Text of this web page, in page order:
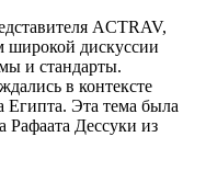
ACTRAV,
дискуссии
и стандарты.
в контексте
Египта. Эта тема была
Рафаата Дессуки из